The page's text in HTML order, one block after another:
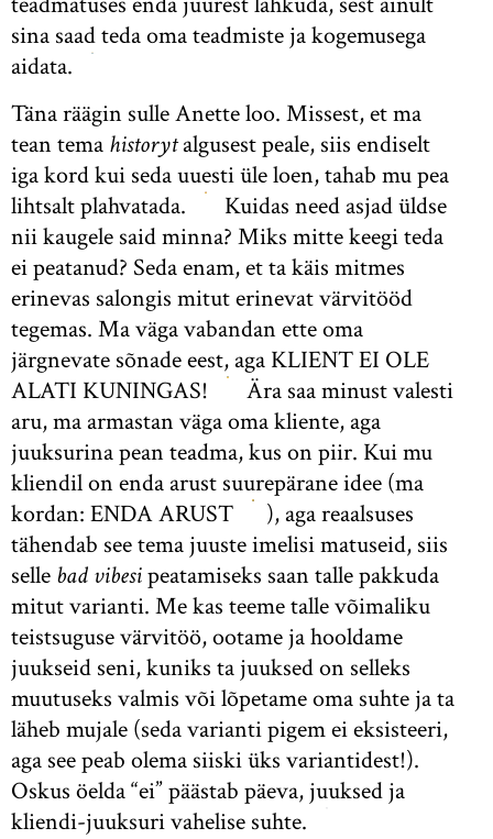
sina saad teda oma teadmiste ja kogemusega
aidata.
Täna räägin sulle Anette loo. Missest, et ma
tean tema historytalgusest peale, siis endiselt
iga kord kui seda uuesti üle loen, tahab mu pea
lihtsalt plahvatada.
Kuidas need asjad üldse
nii kaugele said minna? Miks mitte keegi teda
ei peatanud? Seda enam, et ta käis mitmes
erinevas salongis mitut erinevat värvitööd
tegemas. Ma väga vabandan ette oma
järgnevate sõnade eest, aga KLIENT EI OLE
ALATI KUNINGAS!
Ära saa minust valesti
aru, ma armastan väga oma kliente, aga
juuksurina pean teadma, kus on piir. Kui mu
kliendil on enda arust suurepärane idee (ma
kordan: ENDA ARUST
), aga reaalsuses
tähendab see tema juuste imelisi matuseid, siis
selle bad vibesipeatamiseks saan talle pakkuda
mitut varianti. Me kas teeme talle võimaliku
teistsuguse värvitöö, ootame ja hooldame
juukseid seni, kuniks ta juuksed on selleks
muutuseks valmis või lõpetame oma suhte ja ta
läheb mujale (seda varianti pigem ei eksisteeri,
aga see peab olema siiski üks variantidest!).
Oskus öelda “ei” päästab päeva, juuksed ja
kliendi-juuksuri vahelise suhte.